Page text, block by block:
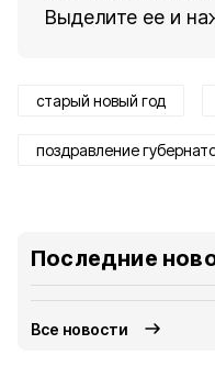
Выделите ее и
старый новый год
поздравление
Последние
Все новости